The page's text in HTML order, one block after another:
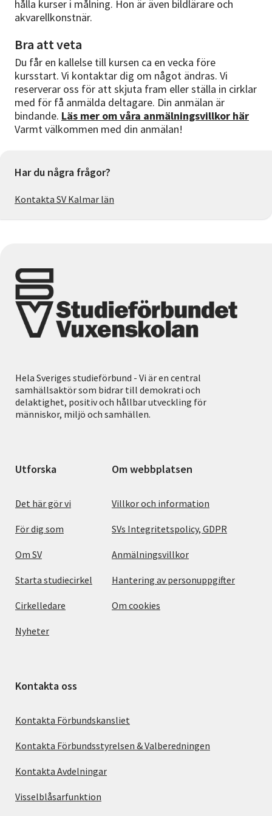
hålla kurser i målning. Hon är även bildlärare och
akvarellkonstnär.
Bra att veta
Du får en kallelse till kursen ca en vecka före
kursstart. Vi kontaktar dig om något ändras. Vi
reserverar oss för att skjuta fram eller ställa in cirklar
med för få anmälda deltagare. Din anmälan är
bindande. Läs mer om våra anmälningsvillkor här
Varmt välkommen med din anmälan!
Har du några frågor?
Kontakta SV Kalmar län
Hela Sveriges studieförbund - Vi är en central
samhällsaktör som bidrar till demokrati och
delaktighet, positiv och hållbar utveckling för
människor, miljö och samhällen.
Utforska
Det här gör vi
För dig som
Om SV
Starta studiecirkel
Cirkelledare
Nyheter
Om webbplatsen
Villkor och information
SVs Integritetspolicy, GDPR
Anmälningsvillkor
Hantering av personuppgifter
Om cookies
Kontakta oss
Kontakta Förbundskansliet
Kontakta Förbundsstyrelsen & Valberedningen
Kontakta Avdelningar
Visselblåsarfunktion